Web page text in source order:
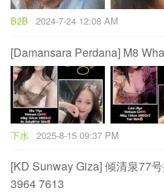
B2B 2024-7-24 12:08 AM
[Damansara Perdana] M8
下水 2025-8-15 09:37 PM
[KD Sunway Giza] 倾清泉77
3964 7613